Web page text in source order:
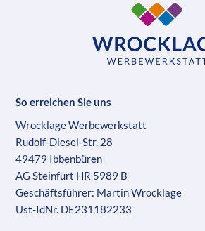
So erreichen Sie uns
Wrocklage Werbewerkstatt
Rudolf-Diesel-Str. 28
49479 Ibbenbüren
AG Steinfurt HR 5989 B
Geschäftsführer: Martin Wrocklage
Ust-IdNr. DE231182233